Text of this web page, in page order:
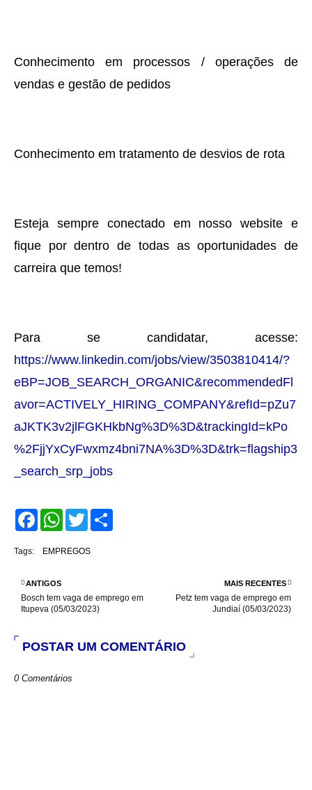
Conhecimento em processos / operações de
vendas e gestão de pedidos
Conhecimento em tratamento de desvios de rota
Esteja sempre conectado em nosso website e
fique por dentro de todas as oportunidades de
carreira que temos!
Para se candidatar, acesse:
https://www.linkedin.com/jobs/view/3503810414/?
eBP=JOB_SEARCH_ORGANIC&recommendedFl
avor=ACTIVELY_HIRING_COMPANY&refId=pZu7
aJKTK3v2jlFGKHkbNg%3D%3D&trackingId=kPo
%2FjjYxCyFwxmz4bni7NA%3D%3D&trk=flagship3
_search_srp_jobs
F
a
e
o
k
W
h
t
T
w
t
Tags: EMPREGOS
MAIS RECENTES
Petz tem vaga de emprego em
Jundiaí (05/03/2023)
ANTIGOS
Bosch tem vaga de emprego em
Itupeva (05/03/2023)
POSTAR UM COMENTÁRIO
0 Comentários